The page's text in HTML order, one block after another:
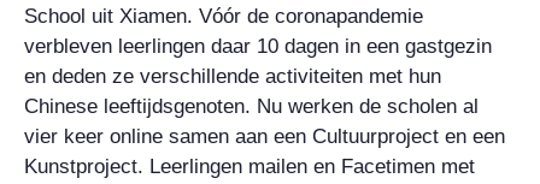
School uit Xiamen. Vóór de coronapandemie
verbleven leerlingen daar 10 dagen in een gastgezin
en deden ze verschillende activiteiten met hun
Chinese leeftijdsgenoten. Nu werken de scholen al
vier keer online samen aan een Cultuurproject en een
Kunstproject. Leerlingen mailen en Facetimen met